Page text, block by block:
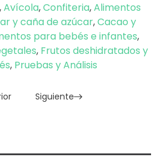
,Avícola,Confiteria,Alimentos
y caña de azúcar,Cacao y
para bebés e infantes,
, Frutos deshidratados y
, Pruebas y Análisis
Siguiente